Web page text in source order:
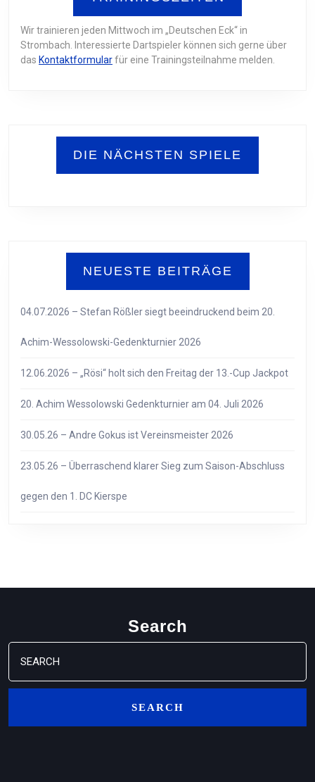
Wir trainieren jeden Mittwoch im „Deutschen Eck“ in
Strombach. Interessierte Dartspieler können sich gerne über
das Kontaktformularfür eine Trainingsteilnahme melden.
DIE NÄCHSTEN SPIELE
NEUESTE BEITRÄGE
04.07.2026 – Stefan Rößler siegt beeindruckend beim 20.
Achim-Wessolowski-Gedenkturnier 2026
12.06.2026 – „Rösi“ holt sich den Freitag der 13.-Cup Jackpot
20. Achim Wessolowski Gedenkturnier am 04. Juli 2026
30.05.26 – Andre Gokus ist Vereinsmeister 2026
23.05.26 – Überraschend klarer Sieg zum Saison-Abschluss
gegen den 1. DC Kierspe
Search
Search
for: